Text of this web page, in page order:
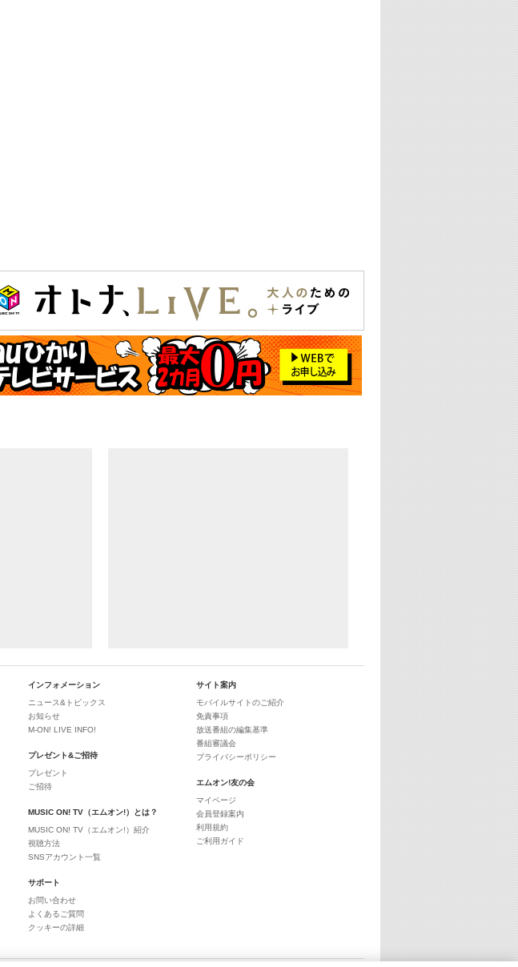
インフォメーション
ニュース&トピックス
お知らせ
M-ON! LIVE INFO!
プレゼント&ご招待
プレゼント
ご招待
MUSIC ON! TV（エムオン!）とは？
MUSIC ON! TV（エムオン!）紹介
視聴方法
SNSアカウント一覧
サポート
お問い合わせ
よくあるご質問
クッキーの詳細
サイト案内
モバイルサイトのご紹介
免責事項
放送番組の編集基準
番組審議会
プライバシーポリシー
エムオン!友の会
マイページ
会員登録案内
利用規約
ご利用ガイド